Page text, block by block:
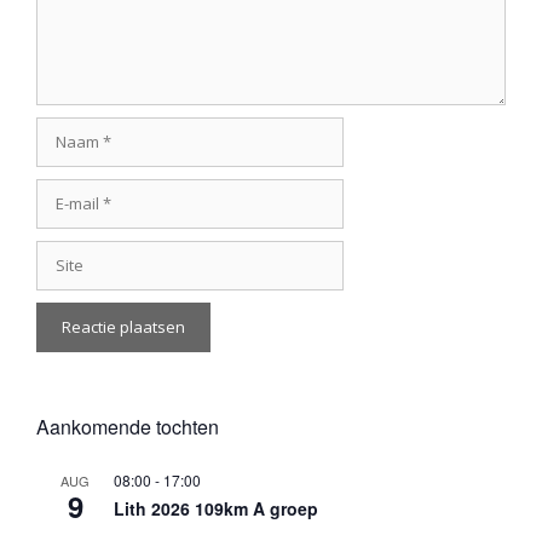
mail
Aankomende tochten
AUG
9
08:00 - 17:00
Lith 2026 109km A groep